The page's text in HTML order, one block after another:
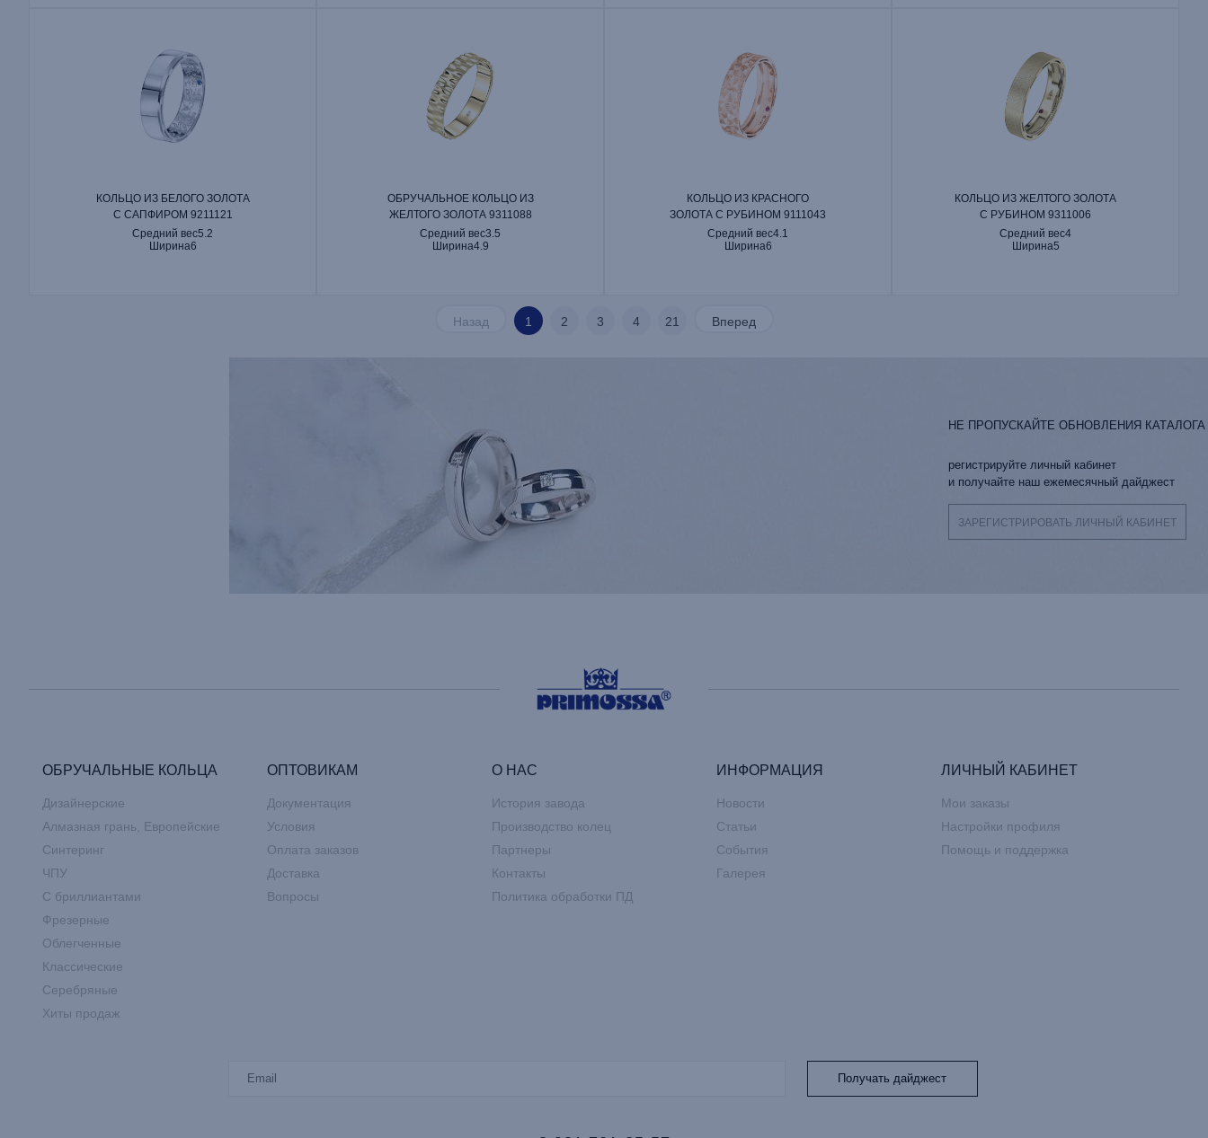
КОЛЬЦО ИЗ БЕЛОГО ЗОЛОТА
С САПФИРОМ 9211121
Средний вес5.2
Ширина6
ОБРУЧАЛЬНОЕ КОЛЬЦО ИЗ
ЖЕЛТОГО ЗОЛОТА 9311088
Средний вес3.5
Ширина4.9
КОЛЬЦО ИЗ КРАСНОГО
ЗОЛОТА С РУБИНОМ 9111043
Средний вес4.1
Ширина6
КОЛЬЦО ИЗ ЖЕЛТОГО ЗОЛОТА
С РУБИНОМ 9311006
Средний вес4
Ширина5
Назад 1 2 3 4 21 Вперед
НЕ ПРОПУСКАЙТЕ ОБНОВЛЕНИЯ
регистрируйте личный кабинет
и получайте наш ежемесячный дайджест
ЗАРЕГИСТРИРОВАТЬ ЛИЧНЫЙ КАБИНЕТ
ОБРУЧАЛЬНЫЕ КОЛЬЦА
Дизайнерские
Алмазная грань, Европейские
Синтеринг
ЧПУ
С бриллиантами
Фрезерные
Облегченные
Классические
Серебряные
Хиты продаж
ОПТОВИКАМ
Документация
Условия
Оплата заказов
Доставка
Вопросы
О НАС
История завода
Производство колец
Партнеры
Контакты
Политика обработки ПД
ИНФОРМАЦИЯ
Новости
Статьи
События
Галерея
ЛИЧНЫЙ КАБИНЕТ
Мои заказы
Настройки профиля
Помощь и поддержка